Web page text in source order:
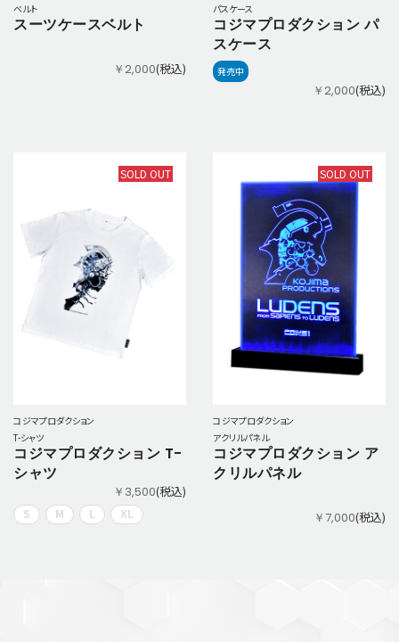
ベルト
スーツケースベルト
￥2,000(税込)
パスケース
コジマプロダクション パ
スケース
発売中
￥2,000(税込)
SOLD OUT
コジマプロダクション
T-シャツ
コジマプロダクション T-
シャツ
￥3,500(税込)
S M L XL
SOLD OUT
コジマプロダクション
アクリルパネル
コジマプロダクション ア
クリルパネル
￥7,000(税込)